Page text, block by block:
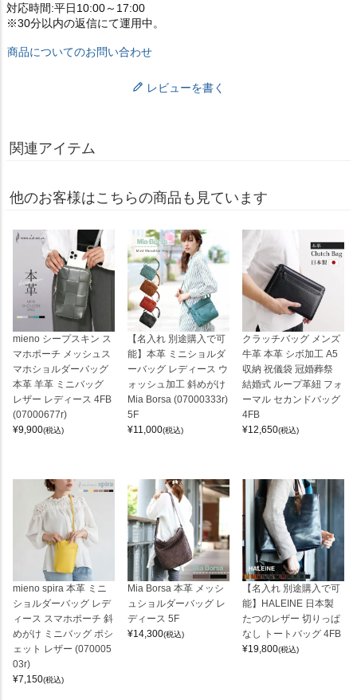
対応時間:平日10:00～17:00
※30分以内の返信にて運用中。
商品についてのお問い合わせ
レビューを書く
関連アイテム
他のお客様はこちらの商品も見ています
mieno シープスキン ス
マホポーチ メッシュス
マホショルダーバッグ
本革 羊革 ミニバッグ
レザー レディース 4FB
(07000677r)
¥9,900(税込)
【名入れ 別途購入で可
能】本革 ミニショルダ
ーバッグ レディース ウ
ォッシュ加工 斜めがけ
Mia Borsa (07000333r)
5F
¥11,000(税込)
クラッチバッグ メンズ
牛革 本革 シボ加工 A5
収納 祝儀袋 冠婚葬祭
結婚式 ループ革紐 フォ
ーマル セカンドバッグ
4FB
¥12,650(税込)
mieno spira 本革 ミニ
ショルダーバッグ レデ
ィース スマホポーチ 斜
めがけ ミニバッグ ポシ
ェット レザー (070005
03r)
¥7,150(税込)
Mia Borsa 本革 メッシ
ュショルダーバッグ レ
ディース 5F
¥14,300(税込)
【名入れ 別途購入で可
能】HALEINE 日本製
たつのレザー 切りっぱ
なし トートバッグ 4FB
¥19,800(税込)